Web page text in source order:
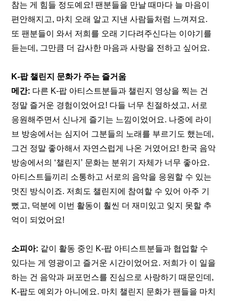
참는 게 힘들 정도예요! 팬분들을 만날 때마다 늘 마음이
편안해지고, 마치 오래 알고 지낸 사람들처럼 느껴져요.
또 팬분들이 와서 저희를 오래 기다려주신다는 이야기를
듣는데, 그만큼 더 감사한 마음과 사랑을 전하고 싶어요.
K-팝 챌린지 문화가 주는 즐거움
메간: 다른 K-팝 아티스트분들과 챌린지 영상을 찍는 건
정말 즐거운 경험이었어요! 다들 너무 친절하셨고, 서로
응원해주면서 신나게 즐기는 느낌이었어요. 나중에 라이
브 방송에서는 심지어 그분들의 노래를 부르기도 했는데,
그건 정말 좋아해서 자연스럽게 나온 거였어요! 한국 음악
방송에서의 ‘챌린지’ 문화는 분위기 자체가 너무 좋아요.
아티스트들끼리 소통하고 서로의 음악을 응원할 수 있는
멋진 방식이죠. 저희도 챌린지에 참여할 수 있어 아주 기
뻤고, 덕분에 이번 활동이 훨씬 더 재미있고 잊지 못할 추
억이 되었어요!
소피아: 같이 활동 중인 K-팝 아티스트분들과 협업할 수
있다는 게 영광이고 즐거운 시간이었어요. 저희가 이 일을
하는 건 음악과 퍼포먼스를 진심으로 사랑하기 때문인데,
K-팝도 예외가 아니에요. 마치 챌린지 문화가 팬들을 마치